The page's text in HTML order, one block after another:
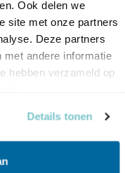
Ook delen we
site met onze partners
Deze partners
met andere informatie
hebben verzameld op
Details tonen